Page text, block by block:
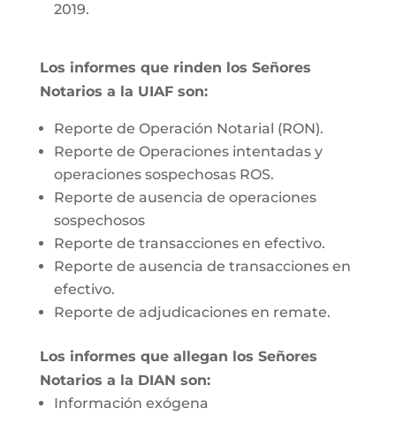
2019.
Los informes que rinden los Señores
Notarios a la UIAF son:
Reporte de Operación Notarial (RON).
Reporte de Operaciones intentadas y
operaciones sospechosas ROS.
Reporte de ausencia de operaciones
sospechosos
Reporte de transacciones en efectivo.
Reporte de ausencia de transacciones en
efectivo.
Reporte de adjudicaciones en remate.
Los informes que allegan los Señores
Notarios a la DIAN son:
Información exógena